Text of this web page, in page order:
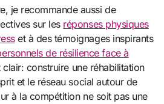
je recommande aussi de
sur les réponses physiques
et à des témoignages inspirants
de résilience face à
clair: construire une réhabilitation
et le réseau social autour de
à la compétition ne soit pas une